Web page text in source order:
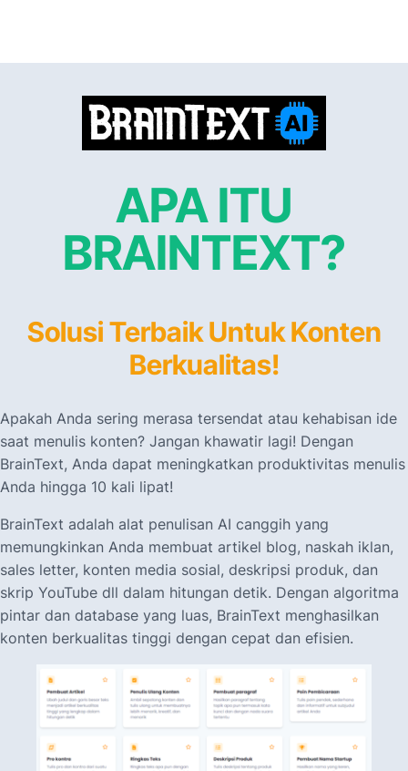
APA ITU
BRAINTEXT?
Solusi Terbaik Untuk Konten
Berkualitas!
Apakah Anda sering merasa tersendat atau kehabisan ide
saat menulis konten? Jangan khawatir lagi! Dengan
BrainText, Anda dapat meningkatkan produktivitas menulis
Anda hingga 10 kali lipat!
BrainText adalah alat penulisan AI canggih yang
memungkinkan Anda membuat artikel blog, naskah iklan,
sales letter, konten media sosial, deskripsi produk, dan
skrip YouTube dll dalam hitungan detik. Dengan algoritma
pintar dan database yang luas, BrainText menghasilkan
konten berkualitas tinggi dengan cepat dan efisien.